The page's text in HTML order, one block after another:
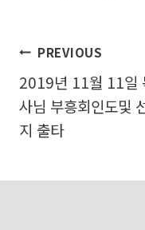
글
탐
색
PREVIOUS
2019년 11월 11일
사님 부흥회인도및
지 출타